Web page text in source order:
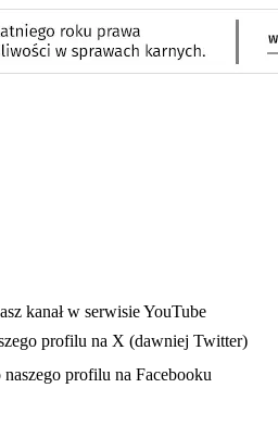
karcie
w nowej karcie
kanał w serwisie YouTube
profilu na X (dawniej Twitter)
się w nowej karcie
naszego profilu na Facebooku